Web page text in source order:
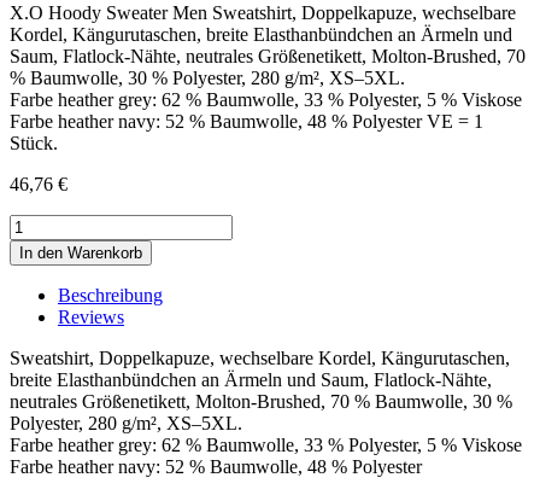
X.O Hoody Sweater Men Sweatshirt, Doppelkapuze, wechselbare
Kordel, Kängurutaschen, breite Elasthanbündchen an Ärmeln und
Saum, Flatlock-Nähte, neutrales Größenetikett, Molton-Brushed, 70
% Baumwolle, 30 % Polyester, 280 g/m², XS–5XL.
Farbe heather grey: 62 % Baumwolle, 33 % Polyester, 5 % Viskose
Farbe heather navy: 52 % Baumwolle, 48 % Polyester VE = 1
Stück.
46,76 €
X.O
Hoody
Sweater
Men
quantity
In den Warenkorb
Beschreibung
Reviews
Sweatshirt, Doppelkapuze, wechselbare Kordel, Kängurutaschen,
breite Elasthanbündchen an Ärmeln und Saum, Flatlock-Nähte,
neutrales Größenetikett, Molton-Brushed, 70 % Baumwolle, 30 %
Polyester, 280 g/m², XS–5XL.
Farbe heather grey: 62 % Baumwolle, 33 % Polyester, 5 % Viskose
Farbe heather navy: 52 % Baumwolle, 48 % Polyester